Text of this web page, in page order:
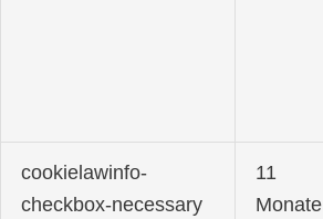
cookielawinfo-
checkbox-necessary
11
Monate